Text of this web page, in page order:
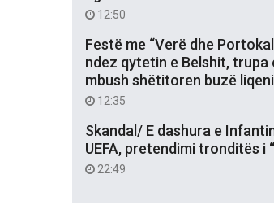
12:50
Festë me “Verë dhe
ndez qytetin e Belshit, trupa
mbush shëtitoren buzë
12:35
Skandal/ E dashura e
UEFA, pretendimi tronditës i
22:49